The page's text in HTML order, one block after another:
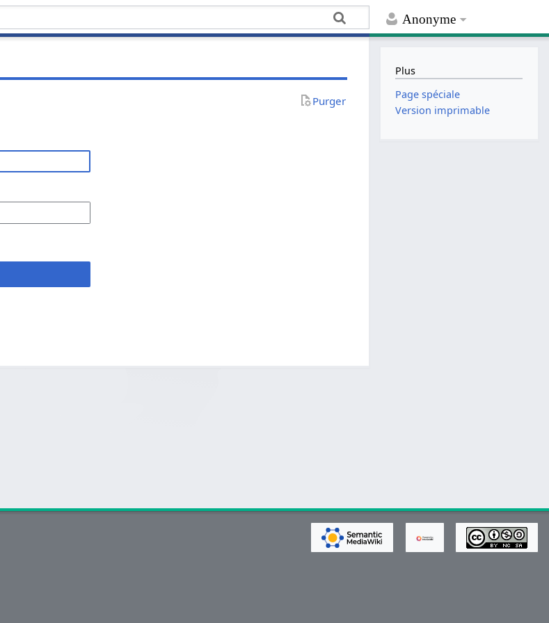
Anonyme
Purger
Plus
Page spéciale
Version imprimable